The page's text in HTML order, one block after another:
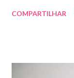
COMPARTILHAR